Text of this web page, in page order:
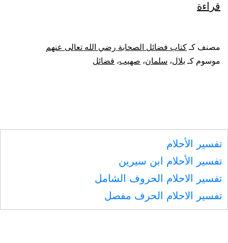
قراءة
فضائل
سلمان
رضي
الله
تعالى
عنهم
مصنف كـكتاب فضائل الصحابة رضي الله تعالى عنهم
موسوم كـ بلال، سلمان، صهيب، فضائل
تفسير الأحلام
تفسير الأحلام ابن سيرين
تفسير الاحلام الحروف الشامل
تفسير الاحلام الحرف مفصل